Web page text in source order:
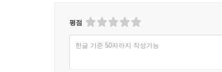
평점
한글 기준 50자까지 작성가능